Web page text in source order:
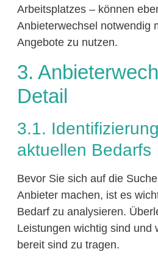
Arbeitsplatzes – können
Anbieterwechsel notwendig
Angebote zu nutzen.
3.
Detail
3.1.
aktuellen Bedarfs
Bevor Sie sich auf die
Anbieter machen, ist es
Bedarf zu analysieren.
Leistungen wichtig sind und
bereit sind zu tragen.